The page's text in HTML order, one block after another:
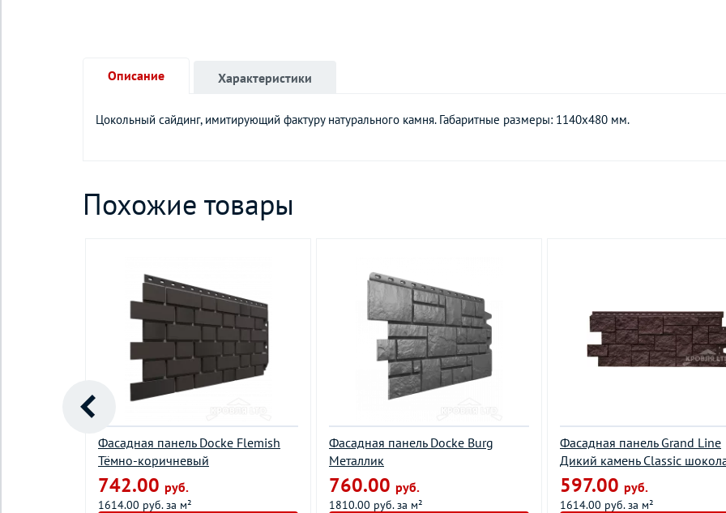
Описание
Цокольный сайдинг, имитирующий фактуру натурального камня. Габаритные размеры: 1140х480 мм.
Характеристики
Похожие товары
Фасадная панель Docke Flemish
Тёмно-коричневый
742.00 руб.
1614.00 руб. за м²
Фасадная панель Docke Burg
Металлик
760.00 руб.
1810.00 руб. за м²
Фасадная панель Grand Line
Дикий камень Classic
597.00 руб.
1614.00 руб. за м²